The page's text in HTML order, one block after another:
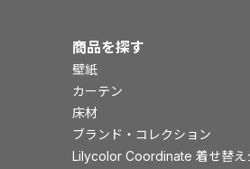
商品を探す
壁紙
カーテン
床材
ブランド・コレクション
Lilycolor Coordinate 着せ替え